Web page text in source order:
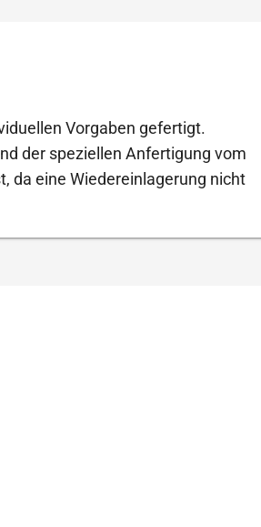
Vorgaben gefertigt.
der speziellen Anfertigung vom
da eine Wiedereinlagerung nicht